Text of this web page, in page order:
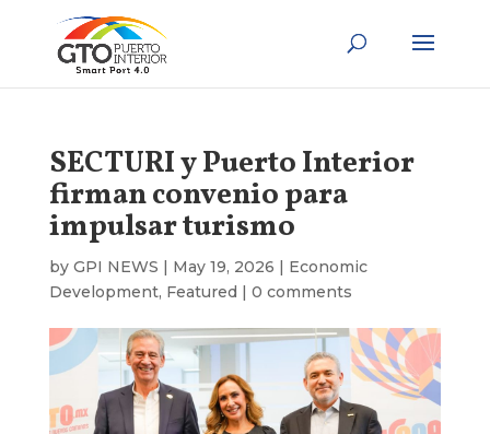
SECTURI y Puerto Interior
firman convenio para
impulsar turismo
by GPI NEWS | May 19, 2026 | Economic
Development, Featured | 0 comments